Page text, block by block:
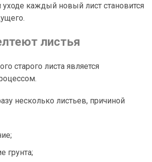
каждый новый лист становится
листья
старого листа является
несколько листьев, причиной
грунта;